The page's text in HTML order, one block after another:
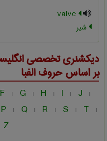
شیر
دیکشنری تخصصی
بر اساس حروف الفبا
F | G | H | I | J |
P | Q | R | S | T |
Z